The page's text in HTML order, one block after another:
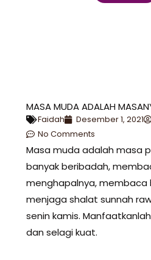
MASA MUDA ADALAH
Faidah Desember 1, 2021
No Comments
Masa muda adalah masa
banyak beribadah,
menghapalnya, membaca
menjaga shalat sunnah
senin kamis.
dan selagi kuat.